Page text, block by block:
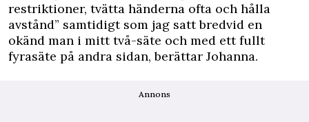
restriktioner, tvätta händerna ofta och hålla
avstånd” samtidigt som jag satt bredvid en
okänd man i mitt två-säte och med ett fullt
fyrasäte på andra sidan, berättar Johanna.
Annons